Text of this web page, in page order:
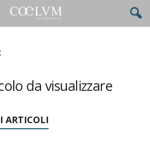
da visualizzare
ARTICOLI